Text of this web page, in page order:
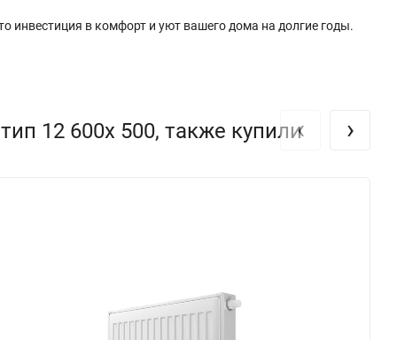
инвестиция в комфорт и уют вашего дома на долгие годы.
12 600х 500, также купили
‹ ›